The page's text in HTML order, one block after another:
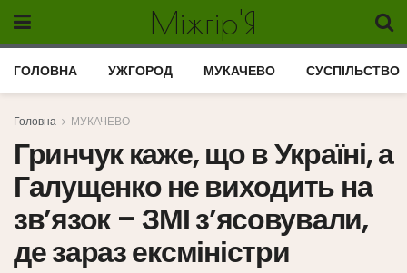
Міжгір'Я
ГОЛОВНА УЖГОРОД МУКАЧЕВО СУСПІЛЬСТВО
Головна МУКАЧЕВО
Гринчук каже, що в Україні, а
Галущенко не виходить на
зв’язок – ЗМІ з’ясовували,
де зараз ексміністри